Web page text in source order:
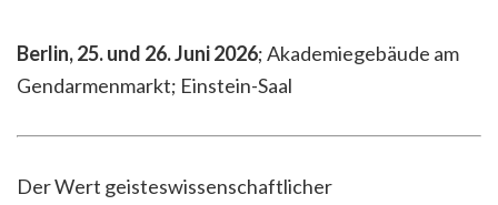
Berlin, 25. und 26. Juni 2026; Akademiegebäude am
Gendarmenmarkt; Einstein-Saal
Der Wert geisteswissenschaftlicher